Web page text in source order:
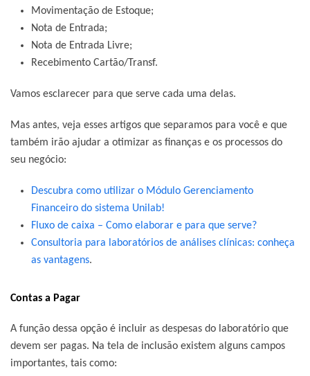
Movimentação de Estoque;
Nota de Entrada;
Nota de Entrada Livre;
Recebimento Cartão/Transf.
Vamos esclarecer para que serve cada uma delas.
Mas antes, veja esses artigos que separamos para você e que
também irão ajudar a otimizar as finanças e os processos do
seu negócio:
Descubra como utilizar o Módulo Gerenciamento
Financeiro do sistema Unilab!
Fluxo de caixa – Como elaborar e para que serve?
Consultoria para laboratórios de análises clínicas: conheça
as vantagens.
Contas a Pagar
A função dessa opção é incluir as despesas do laboratório que
devem ser pagas. Na tela de inclusão existem alguns campos
importantes, tais como: